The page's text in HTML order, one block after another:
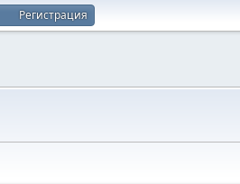
Регистрация